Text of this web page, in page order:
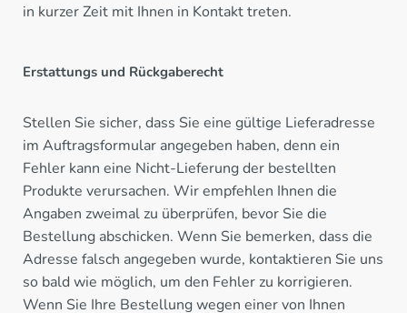
in kurzer Zeit mit Ihnen in Kontakt treten.
Erstattungs und Rückgaberecht
Stellen Sie sicher, dass Sie eine gültige Lieferadresse
im Auftragsformular angegeben haben, denn ein
Fehler kann eine Nicht-Lieferung der bestellten
Produkte verursachen. Wir empfehlen Ihnen die
Angaben zweimal zu überprüfen, bevor Sie die
Bestellung abschicken. Wenn Sie bemerken, dass die
Adresse falsch angegeben wurde, kontaktieren Sie uns
so bald wie möglich, um den Fehler zu korrigieren.
Wenn Sie Ihre Bestellung wegen einer von Ihnen